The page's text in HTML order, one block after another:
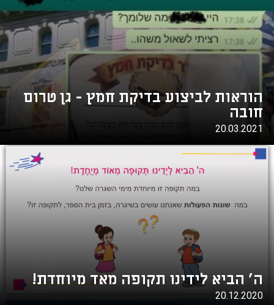
הוראות לביצוע בדיקת חמץ - גן טרום
חובה
20.03.2021
ה' הביא לידינו תקופה מאד מיוחדת!
20.12.2020